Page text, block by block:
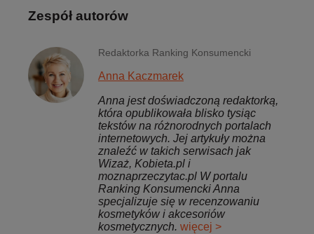
Zespół autorów
Redaktorka Ranking Konsumencki
Anna Kaczmarek
Anna jest doświadczoną redaktorką,
która opublikowała blisko tysiąc
tekstów na różnorodnych portalach
internetowych. Jej artykuły można
znaleźć w takich serwisach jak
Wizaż, Kobieta.pl i
moznaprzeczytac.pl W portalu
Ranking Konsumencki Anna
specjalizuje się w recenzowaniu
kosmetyków i akcesoriów
kosmetycznych. więcej >